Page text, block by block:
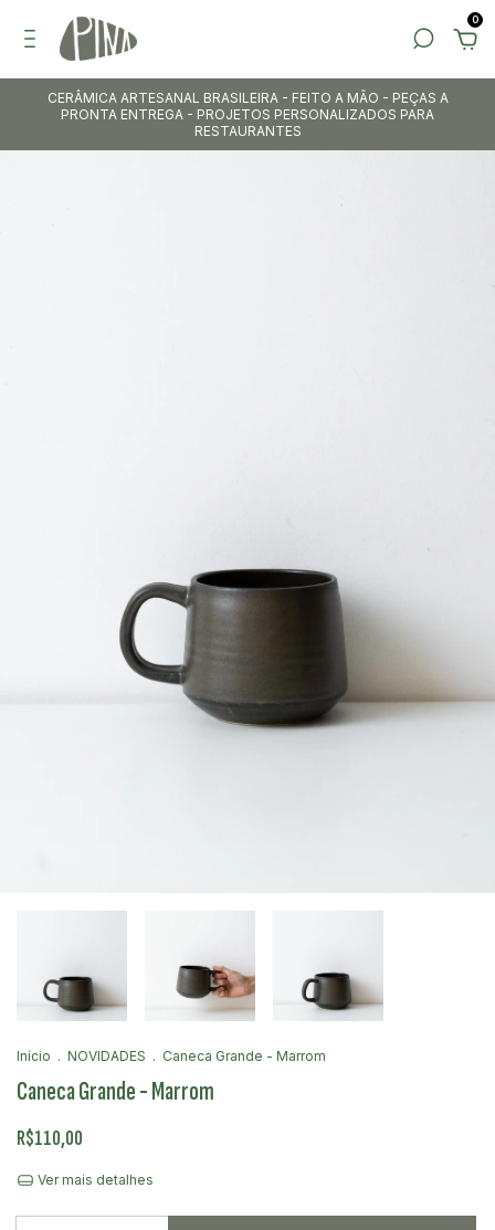
0
CERÂMICA ARTESANAL BRASILEIRA - FEITO A MÃO - PEÇAS A
PRONTA ENTREGA - PROJETOS PERSONALIZADOS PARA
RESTAURANTES
Início . NOVIDADES . Caneca Grande - Marrom
Caneca Grande - Marrom
R$110,00
Ver mais detalhes